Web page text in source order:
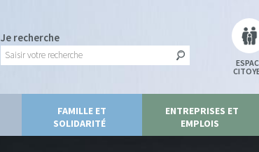
Je recherche
FAMILLE ET
SOLIDARITÉ
ENTREPRISES ET
EMPLOIS